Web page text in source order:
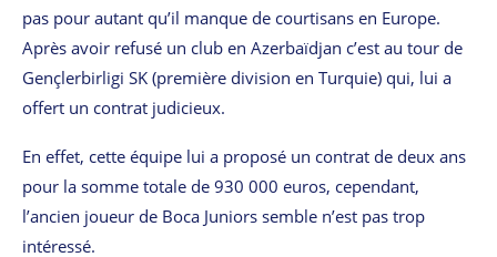
pas pour autant qu’il manque de courtisans en Europe.
Après avoir refusé un club en Azerbaïdjan c’est au tour de
Gençlerbirligi SK (première division en Turquie) qui, lui a
offert un contrat judicieux.
En effet, cette équipe lui a proposé un contrat de deux ans
pour la somme totale de 930 000 euros, cependant,
l’ancien joueur de Boca Juniors semble n’est pas trop
intéressé.